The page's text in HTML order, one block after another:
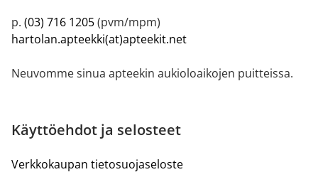
p. (03) 716 1205(pvm/mpm)
hartolan.apteekki(at)apteekit.net
Neuvomme sinua apteekin aukioloaikojen puitteissa.
Käyttöehdot ja selosteet
Verkkokaupan tietosuojaseloste